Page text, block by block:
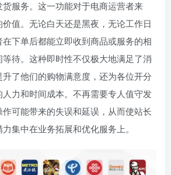
服务。这一功能对于电商运营者来
值。无论白天还是黑夜，无论工作日
下单后都能立即收到商品或服务的相
待。这种即时性不仅极大地满足了消
了他们的购物满意度，还为各位开分
力和时间成本。不再需要专人值守发
可能带来的失误和延误，从而使站长
集中在业务拓展和优化服务上。